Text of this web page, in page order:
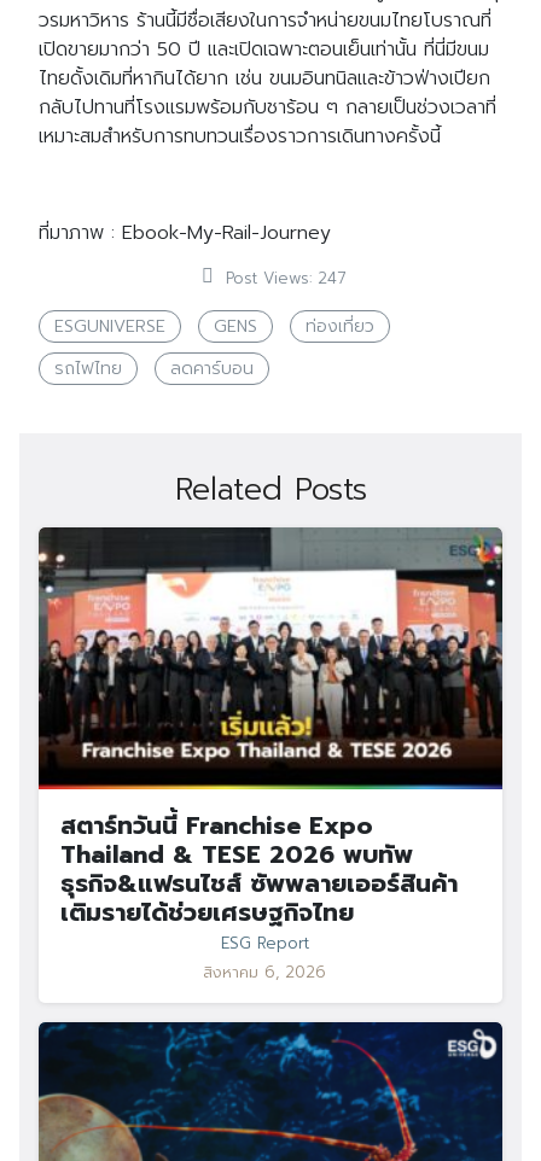
วรมหาวิหาร ร้านนี้มีชื่อเสียงในการจำหน่ายขนมไทยโบราณที่
เปิดขายมากว่า 50 ปี และเปิดเฉพาะตอนเย็นเท่านั้น ที่นี่มีขนม
ไทยดั้งเดิมที่หากินได้ยาก เช่น ขนมอินทนิลและข้าวฟ่างเปียก
กลับไปทานที่โรงแรมพร้อมกับชาร้อน ๆ กลายเป็นช่วงเวลาที่
เหมาะสมสำหรับการทบทวนเรื่องราวการเดินทางครั้งนี้
ที่มาภาพ : Ebook-My-Rail-Journey
Post Views: 247
ESGUNIVERSE GENS
ท่องเที่ยว
รถไฟไทย
ลดคาร์บอน
Related Posts
สตาร์ทวันนี้ Franchise Expo
Thailand & TESE 2026 พบทัพ
ธุรกิจ&แฟรนไชส์ ซัพพลายเออร์สินค้า
เติมรายได้ช่วยเศรษฐกิจไทย
ESG Report
สิงหาคม 6, 2026